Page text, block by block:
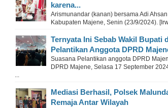
karena...
Arismunandar (kanan) bersama Adi
Kabupaten Majene, Senin (23/9/2024).
Ternyata Ini Sebab Wakil Bupati
Pelantikan Anggota DPRD
Suasana Pelantikan anggota DPRD
DPRD Majene, Selasa 17 September
...
Mediasi Berhasil, Polsek
Remaja Antar Wilayah